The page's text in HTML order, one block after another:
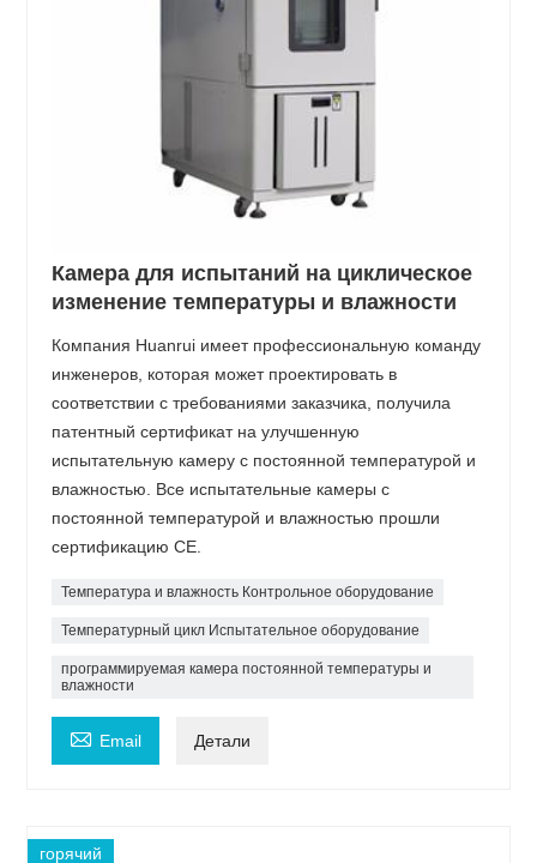
Камера для испытаний на циклическое
изменение температуры и влажности
Компания Huanrui имеет профессиональную команду
инженеров, которая может проектировать в
соответствии с требованиями заказчика, получила
патентный сертификат на улучшенную
испытательную камеру с постоянной температурой и
влажностью. Все испытательные камеры с
постоянной температурой и влажностью прошли
сертификацию CE.
Температура и влажность Контрольное оборудование
Температурный цикл Испытательное оборудование
программируемая камера постоянной температуры и
влажности
 Email Детали
горячий